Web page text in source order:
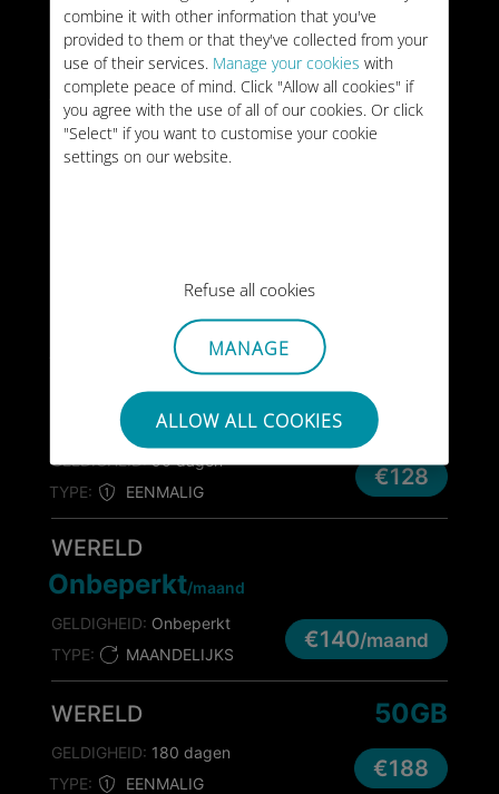
combine it with other information that you've
provided to them or that they've collected from your
use of their services. Manage your cookies with
complete peace of mind. Click "Allow all cookies" if
you agree with the use of all of our cookies. Or click
"Select" if you want to customise your cookie
settings on our website.
Refuse all cookies
MANAGE
ALLOW ALL COOKIES
WERELD
TYPE: EENMALIG
3GB
GELDIGHEID: 30 dagen
€26
WERELD
EENMALIG
30 dagen
WERELD
TYPE: EENMALIG
25GB
GELDIGHEID:90 dagen
€128
WERELD
TYPE: MAANDELIJKS
Onbeperkt/maand
GELDIGHEID: Onbeperkt
€140/maand
WERELD
TYPE: EENMALIG
50GB
GELDIGHEID: 180 dagen
€188